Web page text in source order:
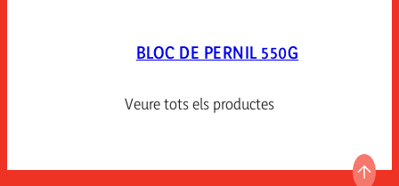
BLOC DE PERNIL 550G
Veure tots els productes